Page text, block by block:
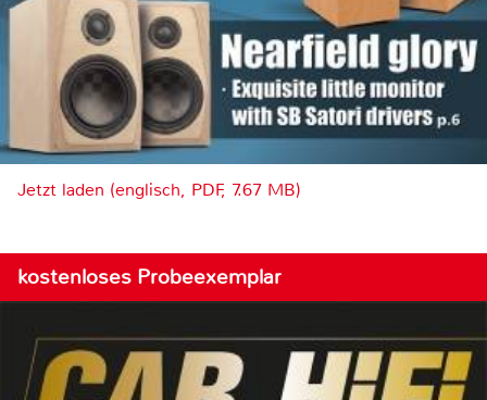
Jetzt laden (englisch, PDF, 7.67 MB)
kostenloses Probeexemplar